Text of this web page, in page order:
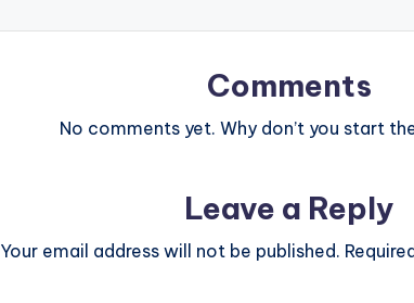
Comments
No comments yet. Why don’t you start
Leave a Reply
Your email address will not be published.